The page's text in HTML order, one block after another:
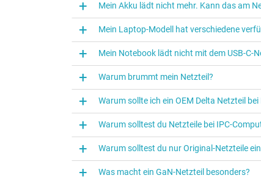
Mein Akku lädt nicht mehr. Kann das am
Mein Laptop-Modell hat verschiedene
Mein Notebook lädt nicht mit dem USB-C-
Warum brummt mein Netzteil?
Warum sollte ich ein OEM Delta Netzteil
Warum solltest du Netzteile bei
Warum solltest du nur Original-Netzteile
Was macht ein GaN-Netzteil besonders?